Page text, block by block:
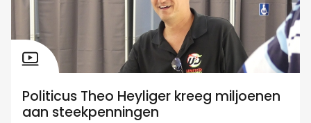
Politicus Theo Heyliger kreeg miljoenen
aan steekpenningen